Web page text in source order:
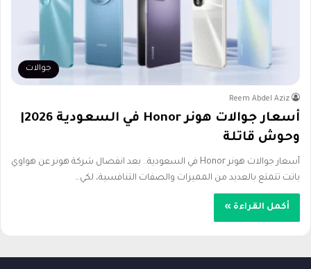
جوالات
Reem Abdel Aziz
وحوش قاتلة
أسعار جوالات هونر Honor في السعودية.. بعد انفصال شركة هونر عن هواوي
باتت تتمتع بالعديد من المميزات والصفات التنافسية، لكي…
أكمل القراءة »